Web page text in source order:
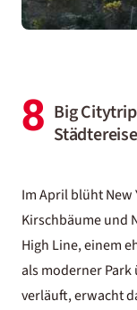
8 Big
Im April blühtNew
Kirschbäume und
High Line, einem
als moderner
verläuft, erwacht